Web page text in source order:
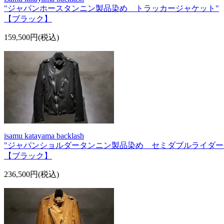
"ジャパンホースタンニン製品染め トラッカージャケット"
【ブラック】
159,500円(税込)
isamu katayama backlash
"ジャパンショルダータンニン製品染め セミダブルライダ
【ブラック】
236,500円(税込)